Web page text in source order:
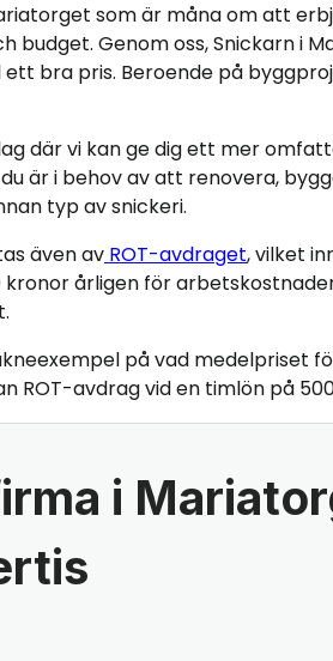
som är måna om att
budget. Genom oss, Snickarn i
bra pris. Beroende på
där vi kan ge dig ett mer
är i behov av att renovera,
typ av snickeri.
även av ROT-avdraget, vilket
kronor årligen för
på vad medelpriset
ROT-avdrag vid en timlön på
i